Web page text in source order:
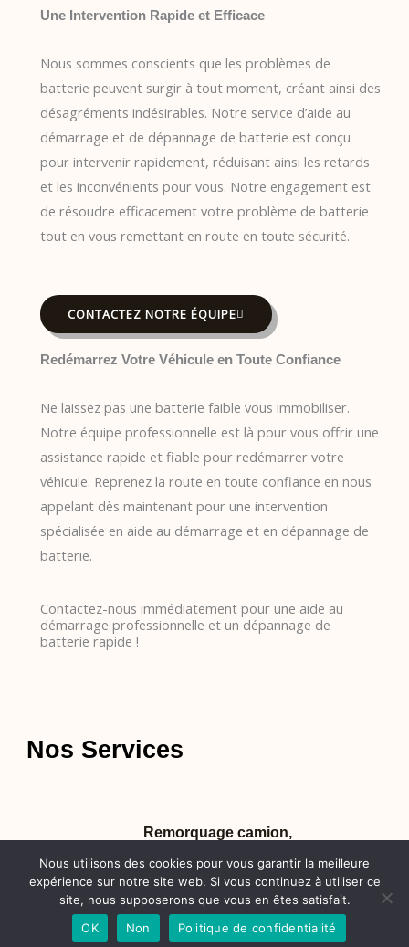
Une Intervention Rapide et Efficace
Nous sommes conscients que les problèmes de
batterie peuvent surgir à tout moment, créant ainsi des
désagréments indésirables. Notre service d’aide au
démarrage et de dépannage de batterie est conçu
pour intervenir rapidement, réduisant ainsi les retards
et les inconvénients pour vous. Notre engagement est
de résoudre efficacement votre problème de batterie
tout en vous remettant en route en toute sécurité.
CONTACTEZ NOTRE ÉQUIPE
Redémarrez Votre Véhicule en Toute Confiance
Ne laissez pas une batterie faible vous immobiliser.
Notre équipe professionnelle est là pour vous offrir une
assistance rapide et fiable pour redémarrer votre
véhicule. Reprenez la route en toute confiance en nous
appelant dès maintenant pour une intervention
spécialisée en aide au démarrage et en dépannage de
batterie.
Contactez-nous immédiatement pour une aide au
démarrage professionnelle et un dépannage de
batterie rapide !
Nos Services
Remorquage camion,
fourgonnette et 20m cube
Nous utilisons des cookies pour vous garantir la meilleure
expérience sur notre site web. Si vous continuez à utiliser ce
site, nous supposerons que vous en êtes satisfait.
OK
Non Politique de confidentialité